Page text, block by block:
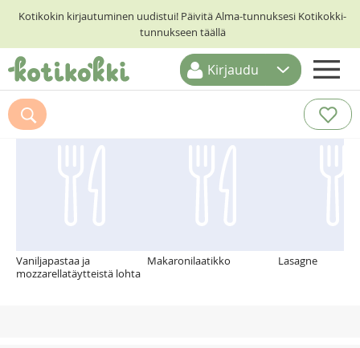
Kotikokin kirjautuminen uudistui! Päivitä Alma-tunnuksesi Kotikokki-
tunnukseen täällä
ETUSIVU
RESEPTIHAKU
Kirjaudu
Suosittelemme myös
Vaniljapastaa ja
mozzarellatäytteistä lohta
Makaronilaatikko Lasagne